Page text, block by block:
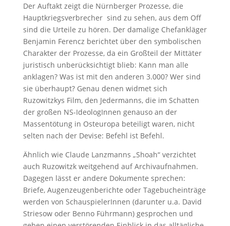
Der Auftakt zeigt die Nürnberger Prozesse, die
Hauptkriegsverbrecher sind zu sehen, aus dem Off
sind die Urteile zu hören. Der damalige Chefankläger
Benjamin Ferencz berichtet über den symbolischen
Charakter der Prozesse, da ein Großteil der Mittäter
juristisch unberücksichtigt blieb: Kann man alle
anklagen? Was ist mit den anderen 3.000? Wer sind
sie überhaupt? Genau denen widmet sich
Ruzowitzkys Film, den Jedermanns, die im Schatten
der großen NS-IdeologInnen genauso an der
Massentötung in Osteuropa beteiligt waren, nicht
selten nach der Devise: Befehl ist Befehl.
Ähnlich wie Claude Lanzmanns „Shoah“ verzichtet
auch Ruzowitzk weitgehend auf Archivaufnahmen.
Dagegen lässt er andere Dokumente sprechen:
Briefe, Augenzeugenberichte oder Tagebucheinträge
werden von Schauspieler­Innen (darunter u.a. David
Striesow oder Benno Führmann) gesprochen und